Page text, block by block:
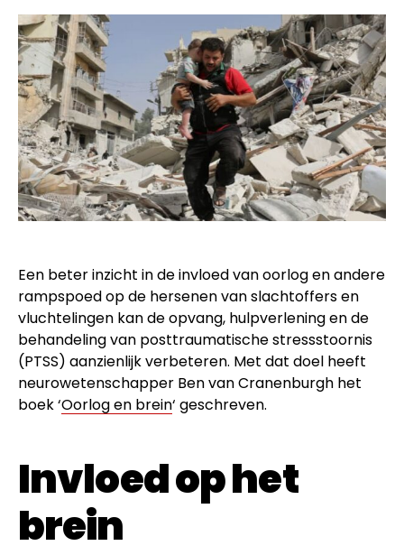
Een beter inzicht in de invloed van oorlog en andere
rampspoed op de hersenen van slachtoffers en
vluchtelingen kan de opvang, hulpverlening en de
behandeling van posttraumatische stressstoornis
(PTSS) aanzienlijk verbeteren. Met dat doel heeft
neurowetenschapper Ben van Cranenburgh het
boek ‘Oorlog en brein‘ geschreven.
Invloed op het
brein